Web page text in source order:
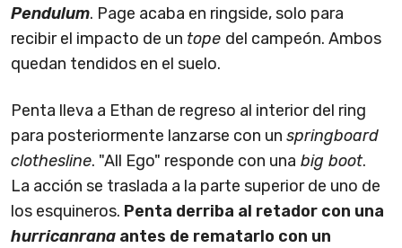
Pendulum. Page acaba en ringside, solo para
recibir el impacto de un tope del campeón. Ambos
quedan tendidos en el suelo.
Penta lleva a Ethan de regreso al interior del ring
para posteriormente lanzarse con un springboard
clothesline. "All Ego" responde con una big boot.
La acción se traslada a la parte superior de uno de
los esquineros. Penta derriba al retador con una
hurricanrana antes de rematarlo con un